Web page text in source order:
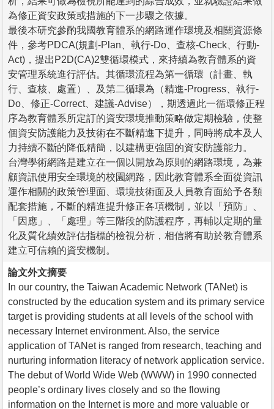
為修正資安政策或措施的下一步驟之依據。
最後本研究參酌我國教育體系的網路運作環境及相關資源條
件，參考PDCA(規劃-Plan、執行-Do、查核-Check、行動-
Act)，提出P2D(CA)2雙循環模式，來持續為教育體系的資
安管理系統進行評估。其循環流程為第一循環（計畫、執
行、查核、處置）、及第二循環為（精進-Progress、執行-
Do、修正-Correct、建議-Advise），期透過此一循環修正程
序為教育體系所定訂的資安環境推動策略做定期檢驗，使整
個資安防護能力及技術在不斷精進下提升，同時將成本及人
力持續不斷的降低精簡，以建構更強固的資安防護能力。
台灣學術網路是建立在一個以開放為原則的網路環境，為兼
顧資訊使用安全環境的校園網路，因此教育體系全面從資訊
運作相關的政策管理面、環境技術面及人員教育面給予各類
配套措施，不斷的精進提升修正各項機制，並以「預防」、
「因應」、「處理」等三階段的防護程序，再輔以定期的量
化及質化績效評估指標的檢視分析，相信將有助於教育體系
建立可信賴的資安機制。
論文外文摘要
In our country, the Taiwan Academic Network (TANet) is
constructed by the education system and its primary service
target is providing students at all levels of the school with
necessary Internet environment. Also, the service
application of TANet is ranged from research, teaching and
nurturing information literacy of network application service.
The debut of World Wide Web (WWW) in 1990 connected
people’s ordinary lives closely and so the flowing
information on the Internet is more and more valuable or